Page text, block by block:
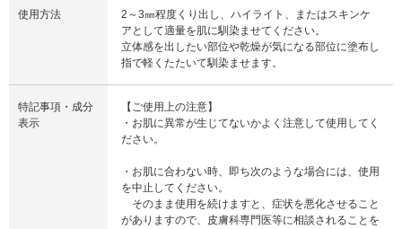
使用方法
2～3㎜程度くり出し、ハイライト、またはスキンケ
アとして適量を肌に馴染ませてください。
立体感を出したい部位や乾燥が気になる部位に塗布し
指で軽くたたいて馴染ませます。
特記事項・成分
表示
【ご使用上の注意】
・お肌に異常が生じてないかよく注意して使用してく
ださい。
・お肌に合わない時、即ち次のような場合には、使用
を中止してください。
そのまま使用を続けますと、症状を悪化させること
がありますので、皮膚科専門医等に相談されることを